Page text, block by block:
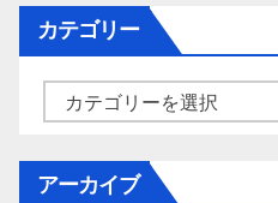
カテゴリー
アーカイブ